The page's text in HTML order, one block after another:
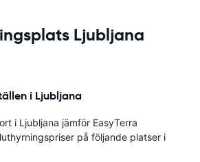
Ljubljana
i Ljubljana
i Ljubljana jämför EasyTerra
på följande platser i